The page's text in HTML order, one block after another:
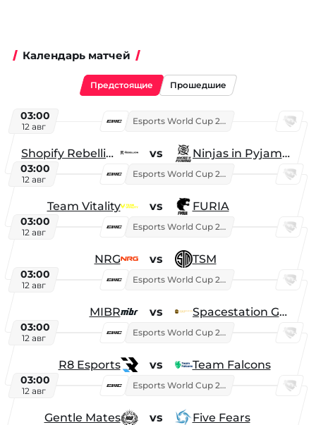
Календарь матчей
Предстоящие Прошедшие
03:00
12 авг
Esports World Cup 2026
Shopify Rebellion vs Ninjas in Pyjamas
03:00
12 авг
Esports World Cup 2026
Team Vitality vs FURIA
03:00
12 авг
Esports World Cup 2026
NRG vs TSM
03:00
12 авг
Esports World Cup 2026
MIBR vs Spacestation Gaming
03:00
12 авг
Esports World Cup 2026
R8 Esports vs Team Falcons
03:00
12 авг
Esports World Cup 2026
Gentle Mates vs Five Fears